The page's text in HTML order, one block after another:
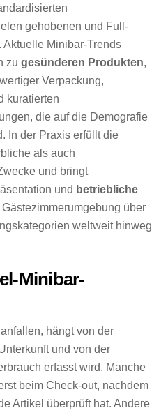
gehobenen und Full-
Minibar-Trends
zugesünderen Produkten,
Verpackung,
kuratierten
die auf die Demografie
In der Praxis erfüllt die
als auch
und bringt
und betriebliche
über
weltweit hinweg
Minibar-
anfallen, hängt von der
und von der
erfasst wird. Manche
beim Check-out, nachdem
Artikel überprüft hat. Andere